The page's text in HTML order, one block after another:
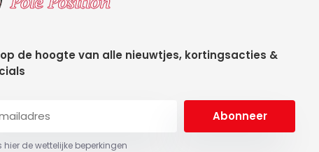
de hoogte van alle nieuwtjes, kortingsacties &
Abonneer
hier de wettelijke beperkingen